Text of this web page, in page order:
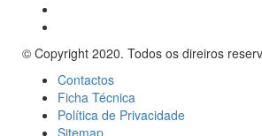
© Copyright 2020. Todos os direiros
Contactos
Ficha Técnica
Política de Privacidade
Sitemap